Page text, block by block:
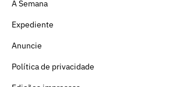
A Semana
Expediente
Anuncie
Política de privacidade